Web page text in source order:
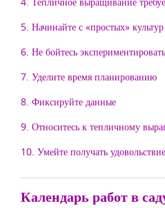
5. Начинайте с «простых» культур
6. Не бойтесь экспериментировать
7. Уделите время планированию
8. Фиксируйте данные
9. Относитесь к тепличному
10. Умейте получать
Календарь работ в